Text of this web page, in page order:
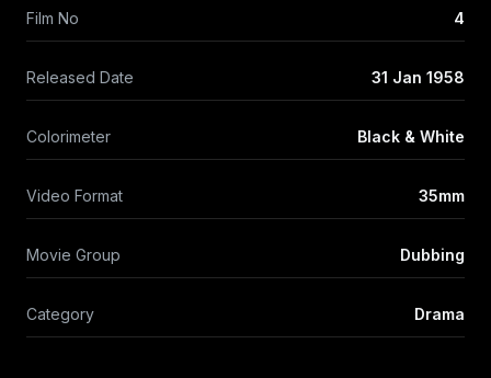
Film No 4
Released Date 31 Jan 1958
Colorimeter Black & White
Video Format 35mm
Movie Group Dubbing
Category Drama